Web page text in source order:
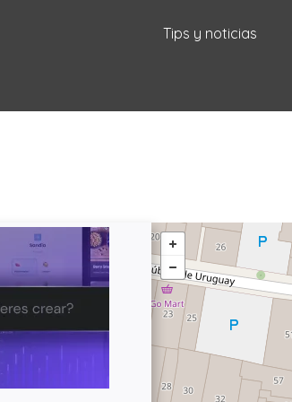
Tips y noticias